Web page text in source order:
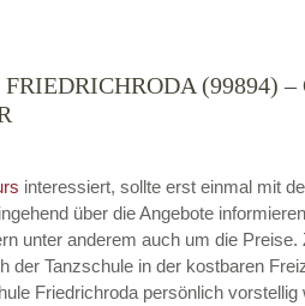
der Daten akzeptiere ich die
(99894)
interessiert, sollte erst einmal mit
über die Angebote
unter anderem auch um die
der Tanzschule in der kostbaren
Friedrichroda persönlich